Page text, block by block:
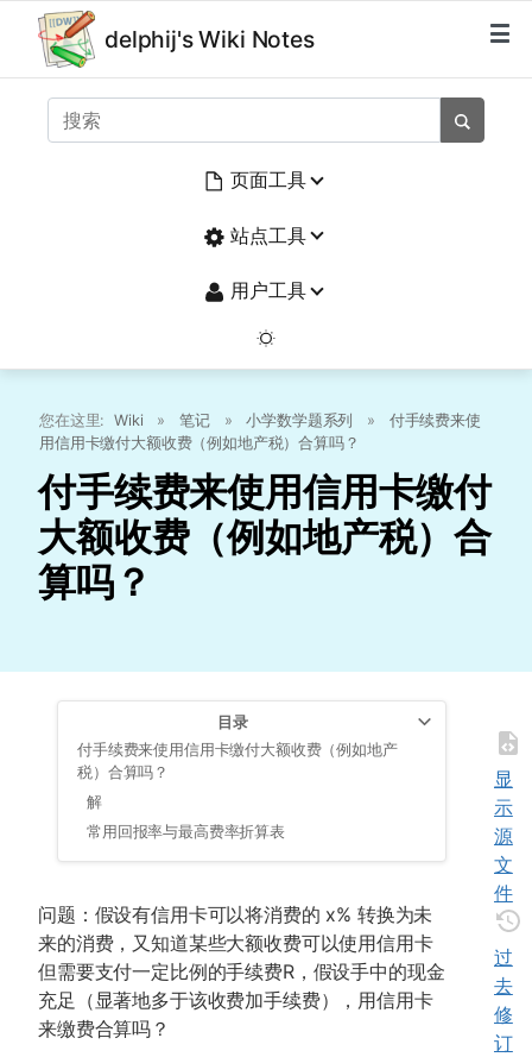
delphij's Wiki Notes
页面工具
站点工具
用户工具
您在这里: Wiki » 笔记 » 小学数学题系列 »
付手续费来使
用信用卡缴付大额收费（例如地产税）合算吗？
付手续费来使用信用卡缴付
大额收费（例如地产税）合
算吗？
目录
付手续费来使用信用卡缴付大额收费（例如地产
税）合算吗？
解
常用回报率与最高费率折算表
问题：假设有信用卡可以将消费的 x% 转换为未
来的消费，又知道某些大额收费可以使用信用卡
但需要支付一定比例的手续费R，假设手中的现金
充足（显著地多于该收费加手续费），用信用卡
来缴费合算吗？
显
示
源
文
件
过
去
修
订